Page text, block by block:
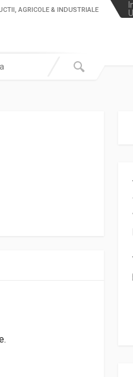
AGRICOLE & INDUSTRIALE